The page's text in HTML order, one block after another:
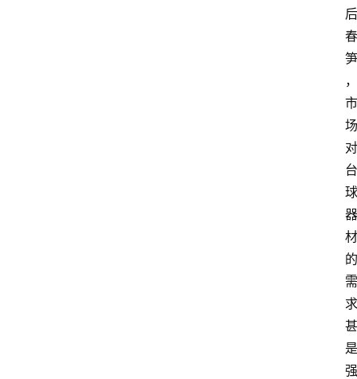
后
春
笋
，
市
场
对
台
球
器
材
的
需
求
甚
是
强